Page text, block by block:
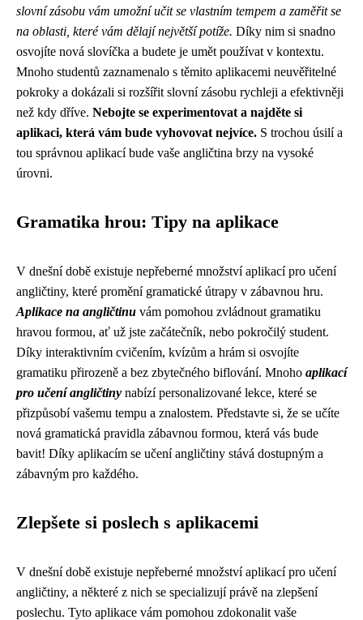
slovní zásobu vám umožní učit se vlastním tempem a zaměřit se
na oblasti, které vám dělají největší potíže. Díky nim si snadno
osvojíte nová slovíčka a budete je umět používat v kontextu.
Mnoho studentů zaznamenalo s těmito aplikacemi neuvěřitelné
pokroky a dokázali si rozšířit slovní zásobu rychleji a efektivněji
než kdy dříve. Nebojte se experimentovat a najděte si
aplikaci, která vám bude vyhovovat nejvíce. S trochou úsilí a
tou správnou aplikací bude vaše angličtina brzy na vysoké
úrovni.
Gramatika hrou: Tipy na aplikace
V dnešní době existuje nepřeberné množství aplikací pro učení
angličtiny, které promění gramatické útrapy v zábavnou hru.
Aplikace na angličtinu vám pomohou zvládnout gramatiku
hravou formou, ať už jste začátečník, nebo pokročilý student.
Díky interaktivním cvičením, kvízům a hrám si osvojíte
gramatiku přirozeně a bez zbytečného biflování. Mnoho aplikací
pro učení angličtiny nabízí personalizované lekce, které se
přizpůsobí vašemu tempu a znalostem. Představte si, že se učíte
nová gramatická pravidla zábavnou formou, která vás bude
bavit! Díky aplikacím se učení angličtiny stává dostupným a
zábavným pro každého.
Zlepšete si poslech s aplikacemi
V dnešní době existuje nepřeberné množství aplikací pro učení
angličtiny, a některé z nich se specializují právě na zlepšení
poslechu. Tyto aplikace vám pomohou zdokonalit vaše